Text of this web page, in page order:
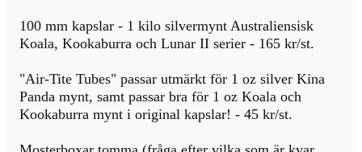
100 mm kapslar - 1 kilo silvermynt Australiensisk
Koala, Kookaburra och Lunar II serier - 165 kr/st.
"Air-Tite Tubes" passar utmärkt för 1 oz silver Kina
Panda mynt, samt passar bra för 1 oz Koala och
Kookaburra mynt i original kapslar! - 45 kr/st.